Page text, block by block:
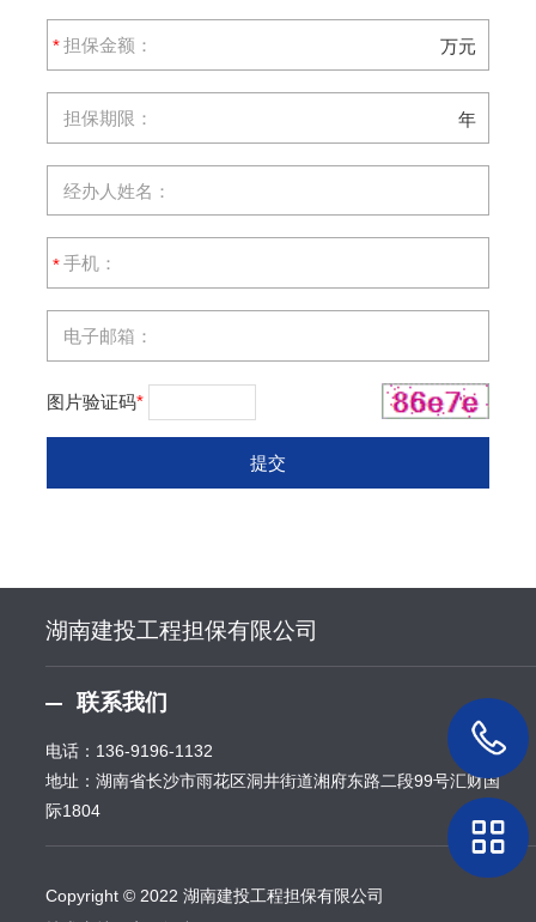
* 万元
年
*
图片验证码*
湖南建投工程担保有限公司
联系我们
电话： 136-9196-1132
地址：湖南省长沙市雨花区洞井街道湘府东路二段99号汇财国
际1804
Copyright © 2022 湖南建投工程担保有限公司